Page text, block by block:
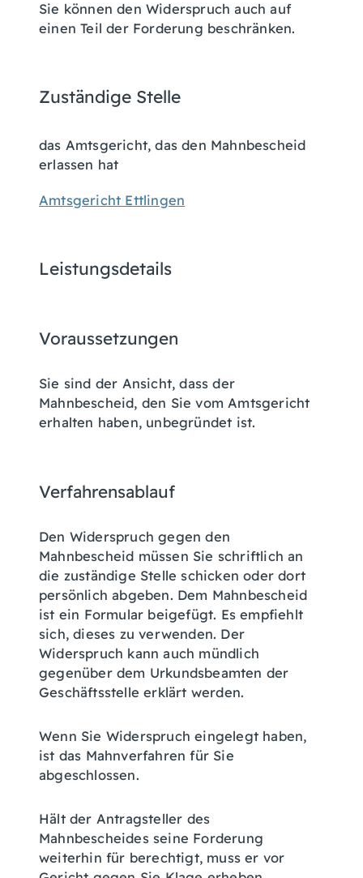
Sie können den Widerspruch auch auf
einen Teil der Forderung beschränken.
Zuständige Stelle
das Amtsgericht, das den Mahnbescheid
erlassen hat
Amtsgericht Ettlingen
Leistungsdetails
Voraussetzungen
Sie sind der Ansicht,dass der
Mahnbescheid, den Sie vom Amtsgericht
erhalten haben, unbegründet ist.
Verfahrensablauf
Den Widerspruch gegen den
Mahnbescheid müssen Sie schriftlich an
die zuständige Stelle schicken oder dort
persönlich abgeben. Dem Mahnbescheid
ist ein Formular beigefügt. Es empfiehlt
sich, dieses zu verwenden. Der
Widerspruch kann auch mündlich
gegenüber dem Urkundsbeamten der
Geschäftsstelle erklärt werden.
Wenn Sie Widerspruch eingelegt haben,
ist das Mahnverfahren für Sie
abgeschlossen.
Hält der Antragsteller des
Mahnbescheides seine Forderung
weiterhin für berechtigt, muss er vor